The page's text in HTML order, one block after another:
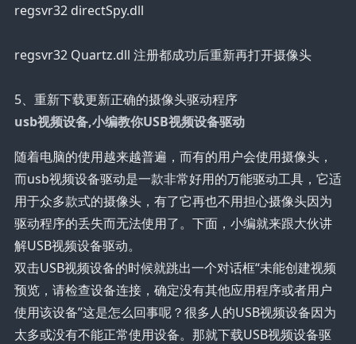
regsvr32 directSpy.dll
regsvr32 Quartz.dll 注册都成功后重新再打开摄像头
5、重新下载更新正确的摄像头驱动程序
usb视频设备,小编教你USB视频设备驱动
随着电脑的使用越来越普遍，而有的用户会使用摄像头，
而usb视频设备驱动是一款非常好用的万能驱动工具，它适
用于众多款式的摄像头，有了它再也不用担心摄像头因为
驱动程序的丢失而无法使用了。下面，小编就来跟大伙讲
解USB视频设备驱动。
双击USB视频设备的时候就跳出一个对话框“未能创建视频
预览，请检查设备连接，确定没有其他应用程序或者用户
使用该设备”这是怎么回事呢？很多人的USB视频设备因为
太多或没有不能正常使用设备。那就下载USB视频设备驱